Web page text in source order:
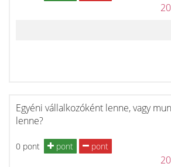
Egyéni vállalkozóként lenne, vagy
lenne?
0 pont pont pont